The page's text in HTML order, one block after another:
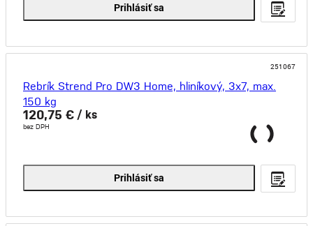
Prihlásiť sa
251067
Rebrík Strend Pro DW3 Home, hliníkový, 3x7, max.
150 kg
120,75 € / ks
bez DPH
Prihlásiť sa